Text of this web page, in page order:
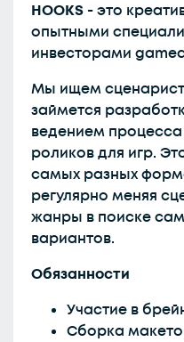
HOOKS - это
опытными
инвесторами
Мы ищем
займется
ведением
роликов для игр.
самых разных
регулярно меняя
жанры в поиске
вариантов.
Обязанности
Участие в
Сборка